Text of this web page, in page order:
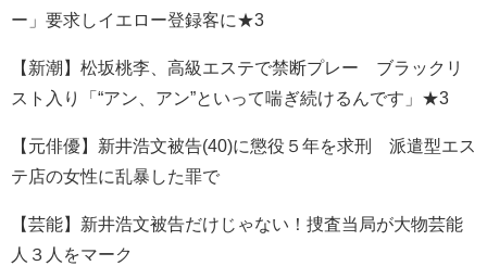
ー」要求しイエロー登録客に★3
【新潮】松坂桃李、高級エステで禁断プレー ブラックリ
スト入り「“アン、アン”といって喘ぎ続けるんです」★3
【元俳優】新井浩文被告(40)に懲役５年を求刑 派遣型エス
テ店の女性に乱暴した罪で
【芸能】新井浩文被告だけじゃない！捜査当局が大物芸能
人３人をマーク